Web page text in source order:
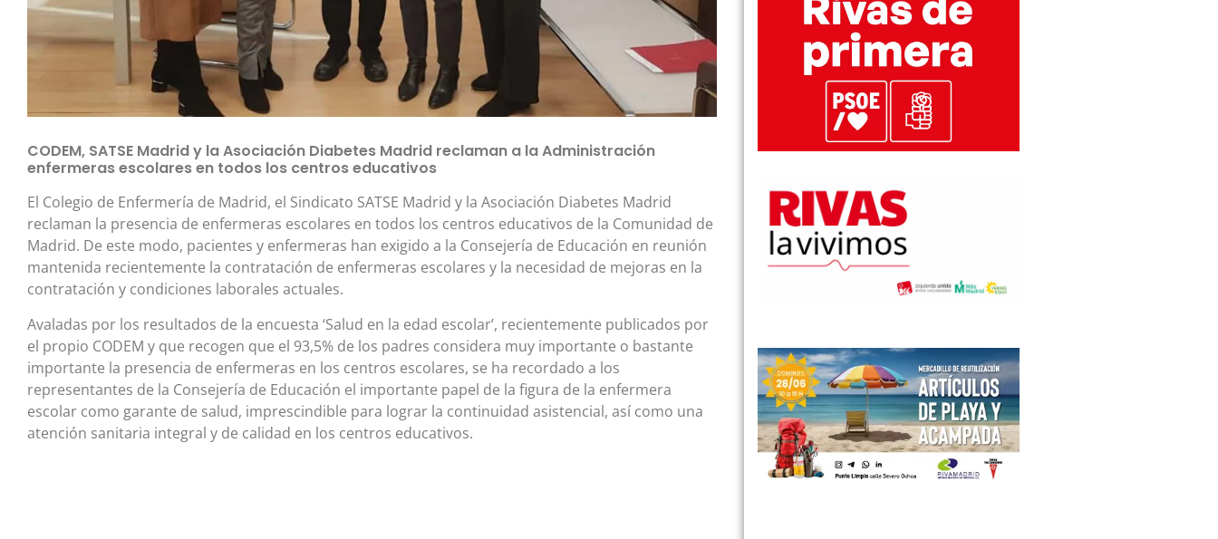
CODEM, SATSE Madrid y la Asociación Diabetes Madrid reclaman a la Administración
enfermeras escolares en todos los centros educativos
El Colegio de Enfermería de Madrid, el Sindicato SATSE Madrid y la Asociación Diabetes Madrid
reclaman la presencia de enfermeras escolares en todos los centros educativos de la Comunidad de
Madrid. De este modo, pacientes y enfermeras han exigido a la Consejería de Educación en reunión
mantenida recientemente la contratación de enfermeras escolares y la necesidad de mejoras en la
contratación y condiciones laborales actuales.
Avaladas por los resultados de la encuesta ‘Salud en la edad escolar’, recientemente publicados por
el propio CODEM y que recogen que el 93,5% de los padres considera muy importante o bastante
importante la presencia de enfermeras en los centros escolares, se ha recordado a los
representantes de la Consejería de Educación el importante papel de la figura de la enfermera
escolar como garante de salud, imprescindible para lograr la continuidad asistencial, así como una
atención sanitaria integral y de calidad en los centros educativos.